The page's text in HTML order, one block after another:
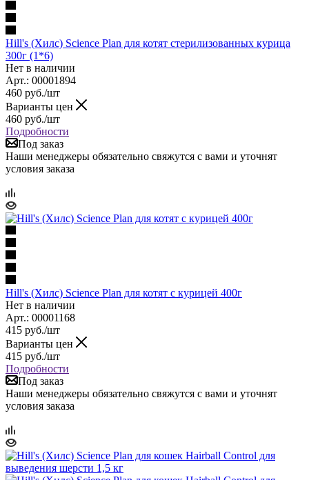
Hill's (Хилс) Science Plan для котят стерилизованных курица
300г (1*6)
Нет в наличии
Арт.: 00001894
460 руб./шт
Варианты цен
460 руб./шт
Подробности
Под заказ
Наши менеджеры обязательно свяжутся с вами и уточнят
условия заказа
Hill's (Хилс) Science Plan для котят с курицей 400г
Нет в наличии
Арт.: 00001168
415 руб./шт
Варианты цен
415 руб./шт
Подробности
Под заказ
Наши менеджеры обязательно свяжутся с вами и уточнят
условия заказа